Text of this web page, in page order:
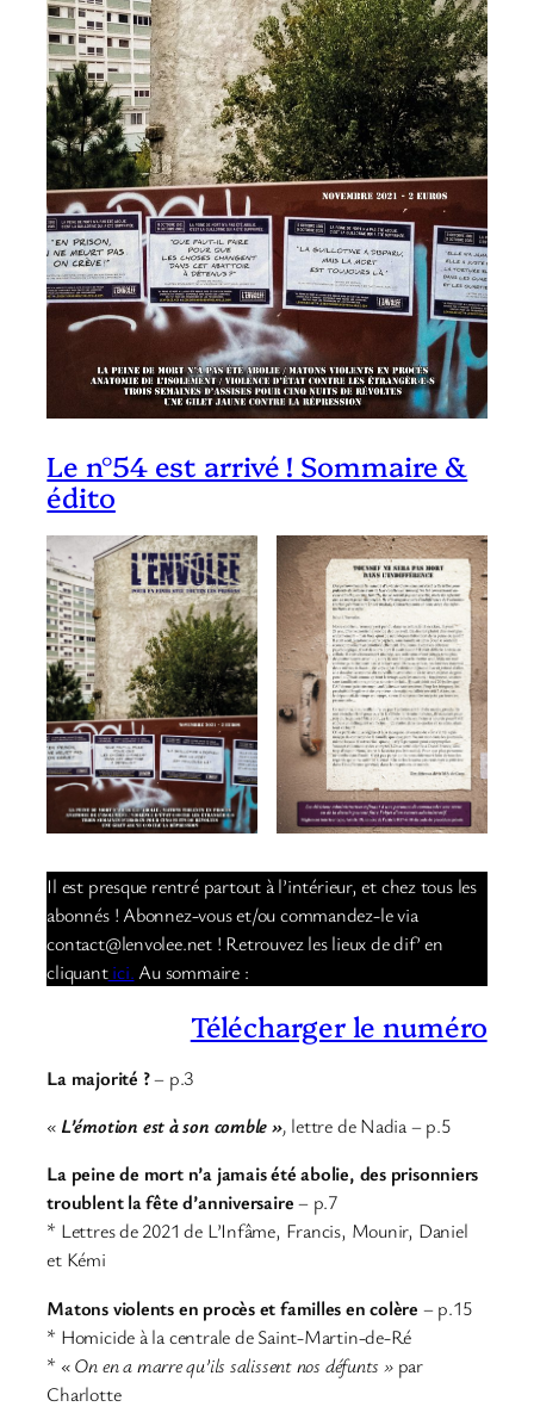
Le n°54 est arrivé ! Sommaire &
édito
Il est presque rentré partout à l’intérieur, et chez tous les
abonnés ! Abonnez-vous et/ou commandez-le via
contact@lenvolee.net ! Retrouvez les lieux de dif’ en
cliquantici. Au sommaire :
Télécharger le numéro
La majorité ?– p.3
« L’émotion est à son comble », lettre de Nadia – p.5
La peine de mort n’a jamais été abolie, des prisonniers
troublent la fête d’anniversaire– p.7
* Lettres de 2021 de L’Infâme, Francis, Mounir, Daniel
et Kémi
Matons violents en procès et familles en colère – p.15
* Homicide à la centrale de Saint-Martin-de-Ré
* « On en a marre qu’ils salissent nos défunts »par
Charlotte